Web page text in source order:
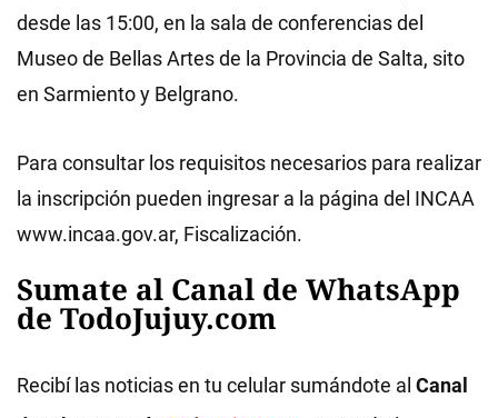
desde las 15:00, en la sala de conferencias del
Museo de Bellas Artes de la Provincia de Salta, sito
en Sarmiento y Belgrano.
Para consultar los requisitos necesarios para realizar
la inscripción pueden ingresar a la página del INCAA
www.incaa.gov.ar, Fiscalización.
Sumate al Canal de WhatsApp
de TodoJujuy.com
Recibí las noticias en tu celular sumándote al Canal